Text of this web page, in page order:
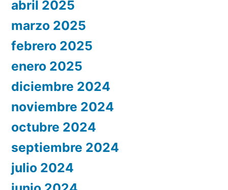
abril 2025
marzo 2025
febrero 2025
enero 2025
diciembre 2024
noviembre 2024
octubre 2024
septiembre 2024
julio 2024